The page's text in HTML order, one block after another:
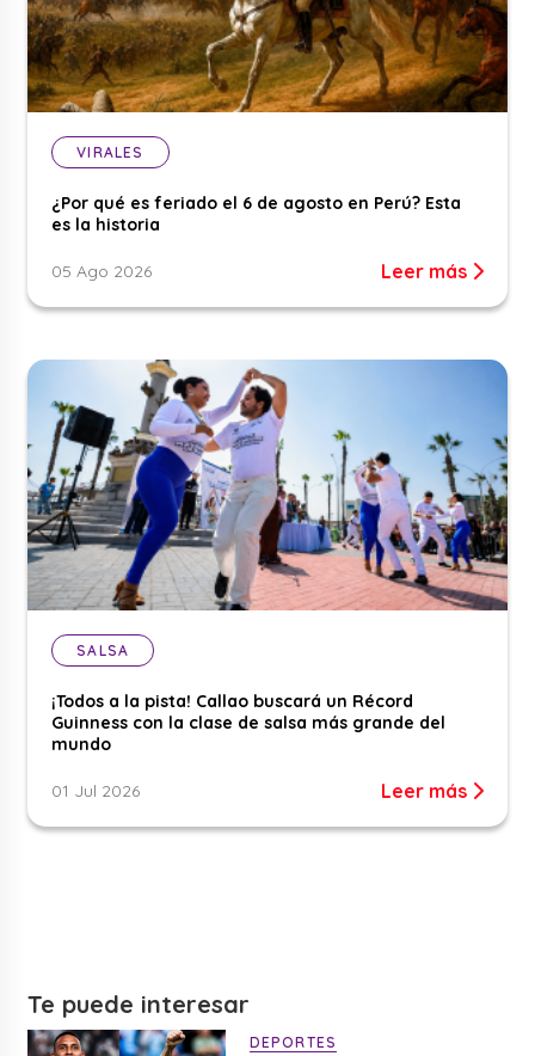
VIRALES
¿Por qué es feriado el 6 de agosto en Perú? Esta
es la historia
05 Ago 2026 Leer más
SALSA
¡Todos a la pista! Callao buscará un Récord
Guinness con la clase de salsa más grande del
mundo
01 Jul 2026 Leer más
Te puede interesar
DEPORTES